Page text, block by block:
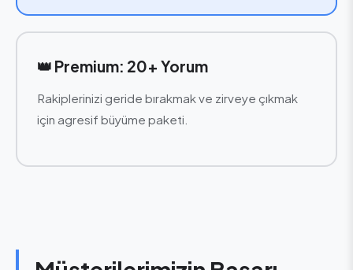
👑 Premium: 20+ Yorum
Rakiplerinizi geride bırakmak ve zirveye çıkmak
için agresif büyüme paketi.